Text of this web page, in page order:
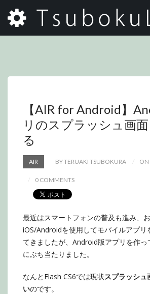
【AIR for Android】
リのスプラッシュ画
る
AIR BY TERUAKI TSUBOKURA
0 COMMENTS
最近はスマートフォンの普及も進み、
iOS/Androidを使用してモバイルアプリ
てきましたが、Android版アプリを作っ
にぶち当たりました。
なんとFlash CS6では現状スプラッシュ
いのです。